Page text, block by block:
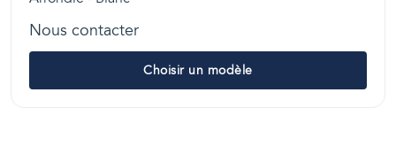
Nous contacter
Choisir un modèle